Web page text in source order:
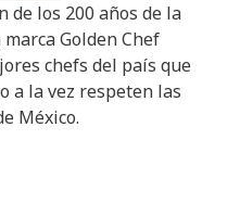
de los 200 años de la
Golden Chef
chefs del país que
a la vez respeten las
México.